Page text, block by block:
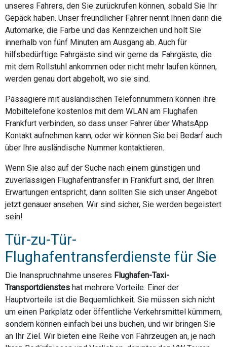
unseres Fahrers, den Sie zurückrufen können, sobald Sie Ihr
Gepäck haben. Unser freundlicher Fahrer nennt Ihnen dann die
Automarke, die Farbe und das Kennzeichen und holt Sie
innerhalb von fünf Minuten am Ausgang ab. Auch für
hilfsbedürftige Fahrgäste sind wir gerne da: Fahrgäste, die
mit dem Rollstuhl ankommen oder nicht mehr laufen können,
werden genau dort abgeholt, wo sie sind.
Passagiere mit ausländischen Telefonnummern können ihre
Mobiltelefone kostenlos mit dem WLAN am Flughafen
Frankfurt verbinden, so dass unser Fahrer über WhatsApp
Kontakt aufnehmen kann, oder wir können Sie bei Bedarf auch
über Ihre ausländische Nummer kontaktieren.
Wenn Sie also auf der Suche nach einem günstigen und
zuverlässigen Flughafentransfer in Frankfurt sind, der Ihren
Erwartungen entspricht, dann sollten Sie sich unser Angebot
jetzt genauer ansehen. Wir sind sicher, Sie werden begeistert
sein!
Tür-zu-Tür-
Flughafentransferdienste für Sie
Die Inanspruchnahme unseres Flughafen-Taxi-
Transportdienstes hat mehrere Vorteile. Einer der
Hauptvorteile ist die Bequemlichkeit. Sie müssen sich nicht
um einen Parkplatz oder öffentliche Verkehrsmittel kümmern,
sondern können einfach bei uns buchen, und wir bringen Sie
an Ihr Ziel. Wir bieten eine Reihe von Fahrzeugen an, je nach